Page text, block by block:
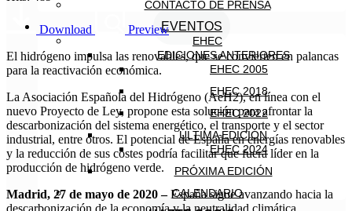
CONTACTO DE PRENSA
EVENTOS
EHEC
EDICIONES ANTERIORES
EHEC 2005
EHEC 2018
EHEC 2022
ÚLTIMA EDICIÓN
EHEC 2024
PRÓXIMA EDICIÓN
CALENDARIO
Download
Preview
El hidrógeno impulsa las renovables, que se convierten en palancas
para la reactivación económica.
La Asociación Española del Hidrógeno (AeH2), en línea con el
nuevo Proyecto de Ley, propone esta solución para afrontar la
descarbonización del sistema energético, el transporte y el sector
industrial, entre otros. El potencial de España en energías renovables
y la reducción de sus costes podría facilitar que fuera líder en la
producción de hidrógeno verde.
Madrid, 27 de mayo de 2020 –España sigue avanzando hacia la